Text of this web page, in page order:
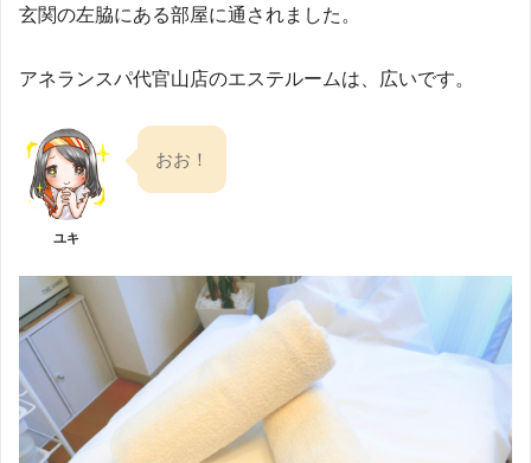
玄関の左脇にある部屋に通されました。
アネランスパ代官山店のエステルームは、広いです。
ユキ
おお！